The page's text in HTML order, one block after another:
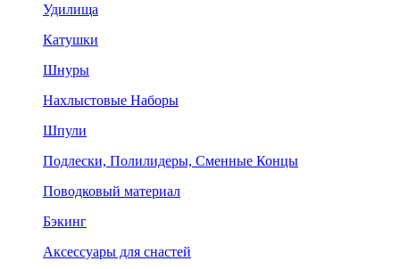
Удилища
Катушки
Шнуры
Нахлыстовые Наборы
Шпули
Подлески, Полилидеры, Сменные Концы
Поводковый материал
Бэкинг
Аксессуары для снастей